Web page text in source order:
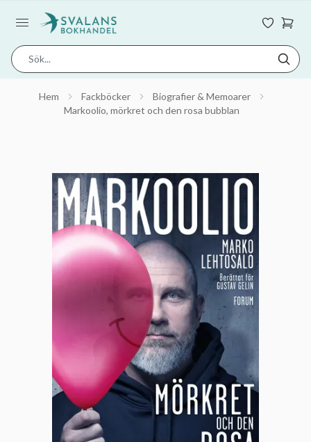
Hem Fackböcker
Biografier & Memoarer
Markoolio, mörkret och den rosa bubblan